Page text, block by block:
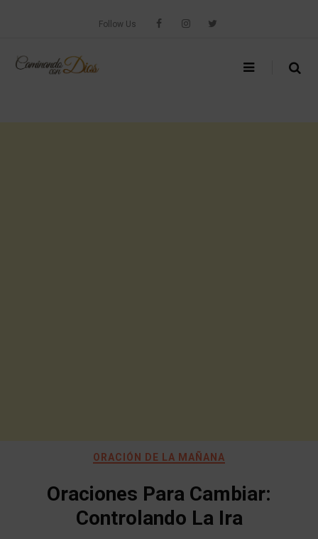
Follow Us
ORACIÓN DE LA MAÑANA
Oraciones Para Cambiar:
Controlando La Ira